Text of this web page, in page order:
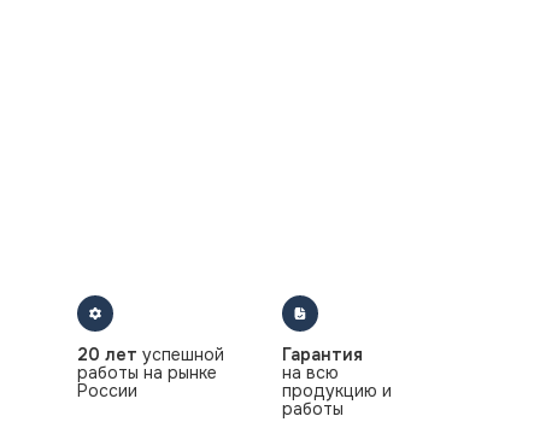
20 лет успешной
работы на рынке
России
Гарантия
на всю
продукцию и
работы